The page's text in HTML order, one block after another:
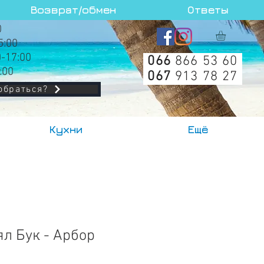
Возврат/обмен Ответы
17:00
066 866 53 60
067 913 78 27
Кухни Ещё
Бук - Арбор